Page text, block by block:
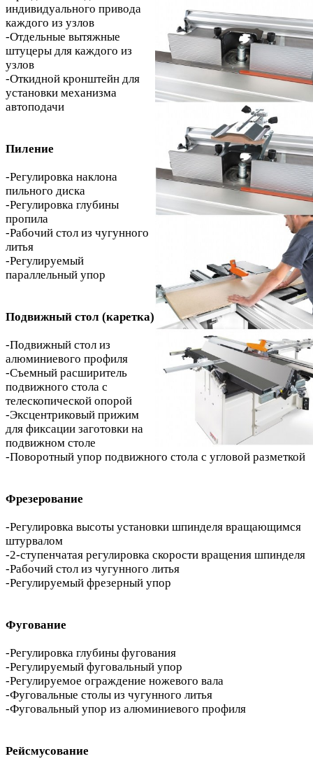
индивидуального привода
каждого из узлов
-Отдельные вытяжные
штуцеры для каждого из
узлов
-Откидной кронштейн для
установки механизма
автоподачи
Пиление
-Регулировка наклона
пильного диска
-Регулировка глубины
пропила
-Рабочий стол из чугунного
литья
-Регулируемый
параллельный упор
Подвижный стол (каретка)
-Подвижный стол из
алюминиевого профиля
-Съемный расширитель
подвижного стола с
телескопической опорой
-Эксцентриковый прижим
для фиксации заготовки на
подвижном столе
-Поворотный упор подвижного стола с угловой разметкой
Фрезерование
-Регулировка высоты установки шпинделя вращающимся
штурвалом
-2-ступенчатая регулировка скорости вращения шпинделя
-Рабочий стол из чугунного литья
-Регулируемый фрезерный упор
Фугование
-Регулировка глубины фугования
-Регулируемый фуговальный упор
-Регулируемое ограждение ножевого вала
-Фуговальные столы из чугунного литья
-Фуговальный упор из алюминиевого профиля
Рейсмусование